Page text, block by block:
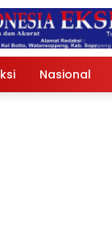
Nasional